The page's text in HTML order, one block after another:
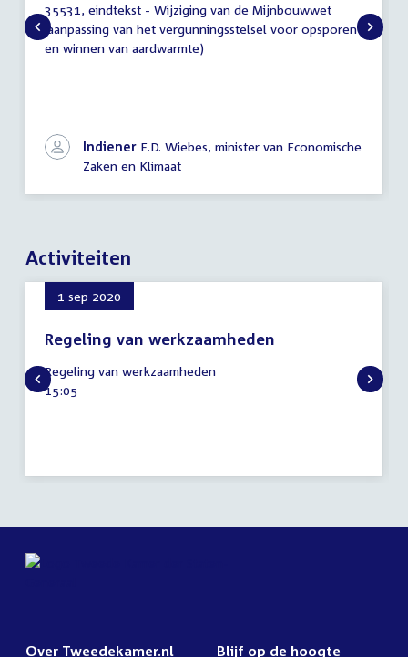
Eindtekst
35531, eindtekst - Wijziging van de Mijnbouwwet
(aanpassing van het vergunningsstelsel voor opsporen
en winnen van aardwarmte)
Indiener E.D. Wiebes, minister van Economische
Zaken en Klimaat
Activiteiten
1 sep 2020
Regeling van werkzaamheden
september
2020
Regeling van werkzaamheden
Tijd
15:05
Over Tweedekamer.nl Blijf op de hoogte